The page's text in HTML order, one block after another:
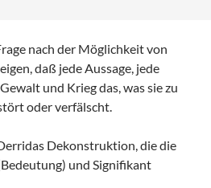
nach der Möglichkeit von
daß jede Aussage, jede
und Krieg das, was sie zu
oder verfälscht.
Dekonstruktion, die die
und Signifikant